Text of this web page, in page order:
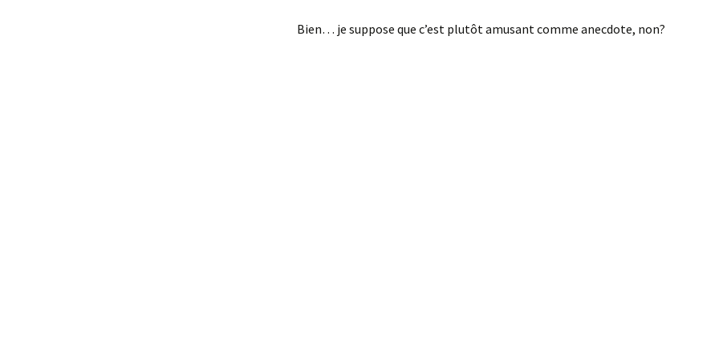
Bien… je suppose que c’est plutôt amusant comme anecdote, non?